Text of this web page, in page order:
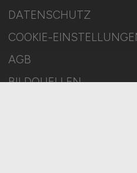
DATENSCHUTZ
COOKIE-
AGB
BILDQUELLEN